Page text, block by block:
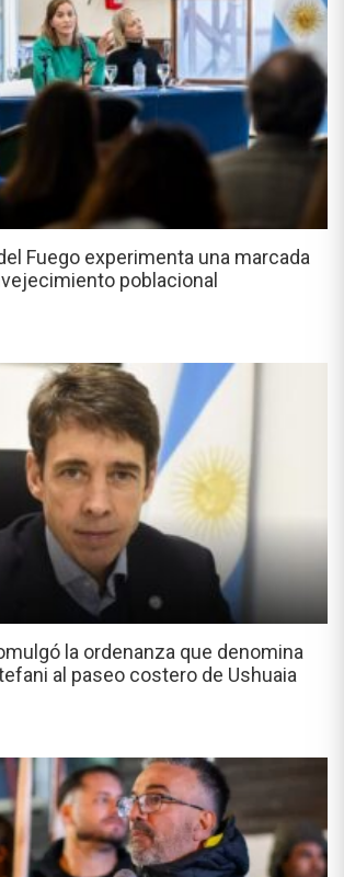
Fuego experimenta una marcada
poblacional
la ordenanza que denomina
al paseo costero de Ushuaia